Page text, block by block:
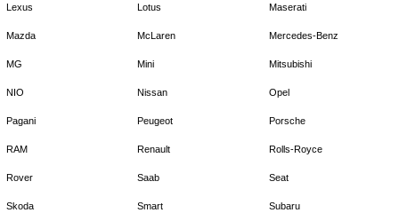
Lexus Lotus Maserati
Mazda McLaren Mercedes-Benz
MG Mini Mitsubishi
NIO Nissan Opel
Pagani Peugeot Porsche
RAM Renault Rolls-Royce
Rover Saab Seat
Skoda Smart Subaru